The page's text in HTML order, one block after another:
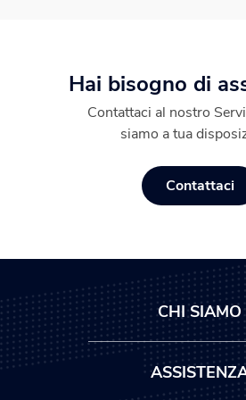
Hai bisogno di
Contattaci al nostro
siamo a tua
Contattaci
CHI SIAMO